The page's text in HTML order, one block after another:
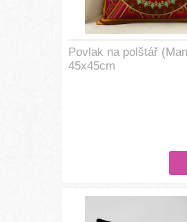
Povlak na polštář
45x45cm